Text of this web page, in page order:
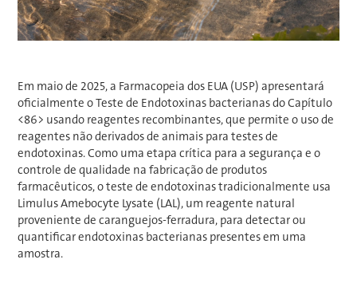
Em maio de 2025, a Farmacopeia dos EUA (USP) apresentará
oficialmente o Teste de Endotoxinas bacterianas do Capítulo
<86> usando reagentes recombinantes, que permite o uso de
reagentes não derivados de animais para testes de
endotoxinas. Como uma etapa crítica para a segurança e o
controle de qualidade na fabricação de produtos
farmacêuticos, o teste de endotoxinas tradicionalmente usa
Limulus Amebocyte Lysate (LAL), um reagente natural
proveniente de caranguejos-ferradura, para detectar ou
quantificar endotoxinas bacterianas presentes em uma
amostra.